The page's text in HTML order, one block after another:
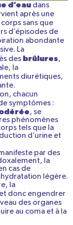
d’eau dans
après une
sans que
d’épisodes de
abondante
La
des brûlures,
la
diurétiques,
chacun
symptômes :
, se
phénomènes
tels que la
d’urine et
par des
la
cas de
légère.
la
donc engendrer
des organes
au coma et à la